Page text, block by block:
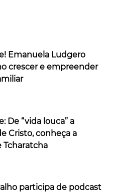
Emanuela Ludgero
crescer e empreender
De “vida louca” a
Cristo, conheça a
Tcharatcha
participa de podcast